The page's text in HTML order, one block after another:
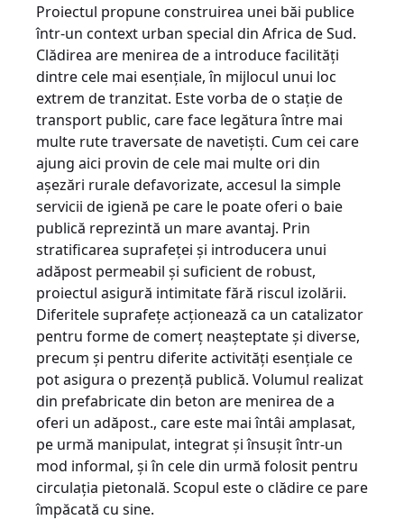
Proiectul propune construirea unei băi publice
într-un context urban special din Africa de Sud.
Clădirea are menirea de a introduce facilităţi
dintre cele mai esenţiale, în mijlocul unui loc
extrem de tranzitat. Este vorba de o staţie de
transport public, care face legătura între mai
multe rute traversate de navetişti. Cum cei care
ajung aici provin de cele mai multe ori din
aşezări rurale defavorizate, accesul la simple
servicii de igienă pe care le poate oferi o baie
publică reprezintă un mare avantaj. Prin
stratificarea suprafeţei şi introducera unui
adăpost permeabil şi suficient de robust,
proiectul asigură intimitate fără riscul izolării.
Diferitele suprafeţe acţionează ca un catalizator
pentru forme de comerţ neaşteptate şi diverse,
precum şi pentru diferite activităţi esenţiale ce
pot asigura o prezenţă publică. Volumul realizat
din prefabricate din beton are menirea de a
oferi un adăpost., care este mai întâi amplasat,
pe urmă manipulat, integrat şi însuşit într-un
mod informal, şi în cele din urmă folosit pentru
circulaţia pietonală. Scopul este o clădire ce pare
împăcată cu sine.